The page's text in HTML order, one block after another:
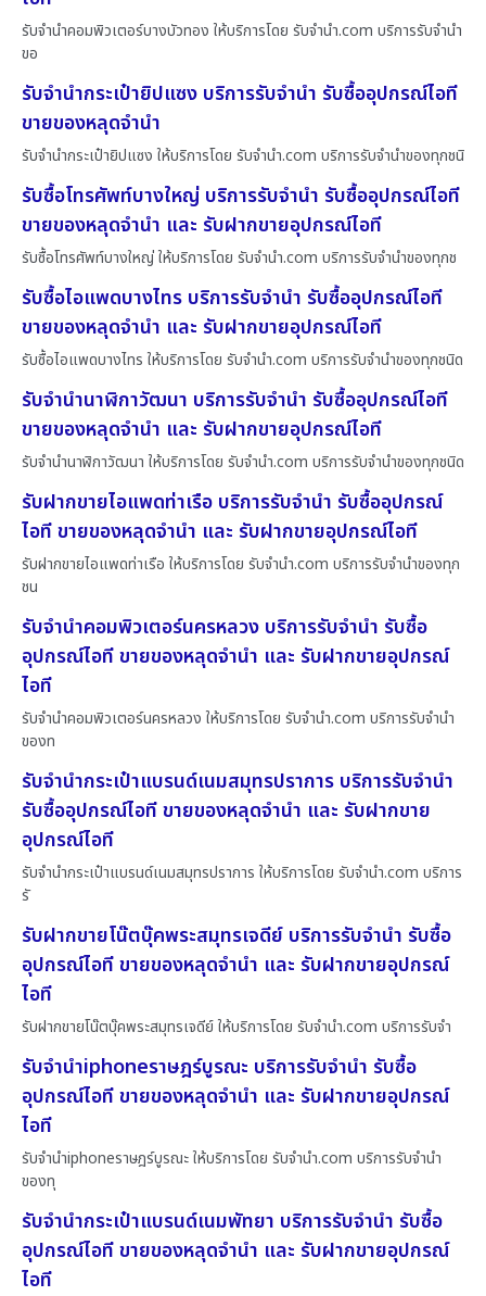
รับจำนำคอมพิวเตอร์บางบัวทอง ให้บริการโดย รับจํานํา.com บริการรับจำนำ
ขอ
รับจำนำกระเป๋ายิปแซง บริการรับจำนำ รับซื้ออุปกรณ์ไอที
ขายของหลุดจำนำ
รับจำนำกระเป๋ายิปแซง ให้บริการโดย รับจํานํา.com บริการรับจำนำของทุกชนิ
รับซื้อโทรศัพท์บางใหญ่ บริการรับจำนำ รับซื้ออุปกรณ์ไอที
ขายของหลุดจำนำ และ รับฝากขายอุปกรณ์ไอที
รับซื้อโทรศัพท์บางใหญ่ ให้บริการโดย รับจํานํา.com บริการรับจำนำของทุกช
รับซื้อไอแพดบางไทร บริการรับจำนำ รับซื้ออุปกรณ์ไอที
ขายของหลุดจำนำ และ รับฝากขายอุปกรณ์ไอที
รับซื้อไอแพดบางไทร ให้บริการโดย รับจํานํา.com บริการรับจำนำของทุกชนิด
รับจำนำนาฬิกาวัฒนา บริการรับจำนำ รับซื้ออุปกรณ์ไอที
ขายของหลุดจำนำ และ รับฝากขายอุปกรณ์ไอที
รับจำนำนาฬิกาวัฒนา ให้บริการโดย รับจํานํา.com บริการรับจำนำของทุกชนิด
รับฝากขายไอแพดท่าเรือ บริการรับจำนำ รับซื้ออุปกรณ์
ไอที ขายของหลุดจำนำ และ รับฝากขายอุปกรณ์ไอที
รับฝากขายไอแพดท่าเรือ ให้บริการโดย รับจํานํา.com บริการรับจำนำของทุก
ชน
รับจำนำคอมพิวเตอร์นครหลวง บริการรับจำนำ รับซื้อ
อุปกรณ์ไอที ขายของหลุดจำนำ และ รับฝากขายอุปกรณ์
ไอที
รับจำนำคอมพิวเตอร์นครหลวง ให้บริการโดย รับจํานํา.com บริการรับจำนำ
ของท
รับจำนำกระเป๋าแบรนด์เนมสมุทรปราการ บริการรับจำนำ
รับซื้ออุปกรณ์ไอที ขายของหลุดจำนำ และ รับฝากขาย
อุปกรณ์ไอที
รับจำนำกระเป๋าแบรนด์เนมสมุทรปราการ ให้บริการโดย รับจํานํา.com บริการ
รั
รับฝากขายโน๊ตบุ๊คพระสมุทรเจดีย์ บริการรับจำนำ รับซื้อ
อุปกรณ์ไอที ขายของหลุดจำนำ และ รับฝากขายอุปกรณ์
ไอที
รับฝากขายโน๊ตบุ๊คพระสมุทรเจดีย์ ให้บริการโดย รับจํานํา.com บริการรับจำ
รับจำนำiphoneราษฎร์บูรณะ บริการรับจำนำ รับซื้อ
อุปกรณ์ไอที ขายของหลุดจำนำ และ รับฝากขายอุปกรณ์
ไอที
รับจำนำiphoneราษฎร์บูรณะ ให้บริการโดย รับจํานํา.com บริการรับจำนำ
ของทุ
รับจำนำกระเป๋าแบรนด์เนมพัทยา บริการรับจำนำ รับซื้อ
อุปกรณ์ไอที ขายของหลุดจำนำ และ รับฝากขายอุปกรณ์
ไอที